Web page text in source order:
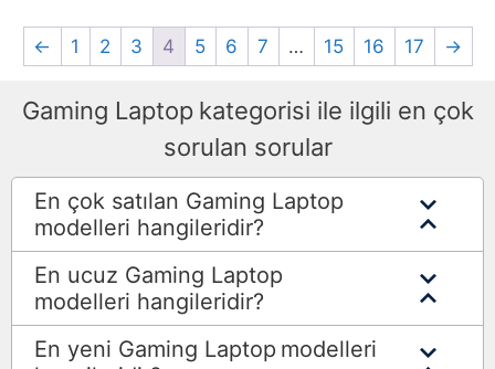
← 1 2 3 4 5 6 7 … 15 16 17 →
Gaming Laptop kategorisi ile ilgili en çok
sorulan sorular
En çok satılan Gaming Laptop
modelleri hangileridir?
En ucuz Gaming Laptop
modelleri hangileridir?
En yeni Gaming Laptop modelleri